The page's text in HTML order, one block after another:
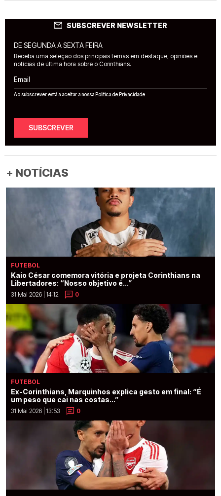
SUBSCREVER NEWSLETTER
DE SEGUNDA A SEXTA FEIRA
Receba uma seleção dos principais temas em destaque, opiniões e
notícias de última hora sobre o Corinthians.
Email
Ao subscrever está a aceitar a nossaPolítica de Privacidade
SUBSCREVER
+ NOTÍCIAS
FUTEBOL
Kaio César comemora vitória e projeta Corinthians na
Libertadores: “Nosso objetivo é...”
31 Mai 2026 | 14:12 0
FUTEBOL
Ex-Corinthians, Marquinhos explica gesto em final: “É
um peso que cai nas costas...”
31 Mai 2026 | 13:53 0